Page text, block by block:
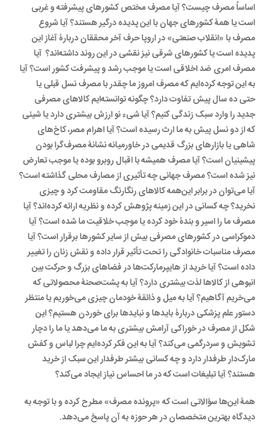
اساساً مصرف چیست؟ آیا مصرف مختص کشورهای پیشرفته و غربی
است یا همۀ کشورهای جهان با این پدیده درگیر هستند؟ آیا شروع
مصرف با «انقلاب صنعتی» در اروپا حرف آخر محققان دربارۀ آغاز این
پدیده است یا کشورهای شرقی نیز نقشی در این روند داشته‌اند؟ آیا
مصرف امری ضد اخلاقی است یا موجب رشد و پیشرفت کشور است؟ آیا
به این توجه کرده‌ایم که مصرف امروز ما چقدر با مصرف نسل قبلی یا
حتی ده سال پیش تفاوت دارد؟ چگونه توانسته‌ایم کالاهای مصرفی
جدید را وارد سبک زندگی کنیم؟ آیا شیء نو ارزش بیشتری دارد یا شیئی
که از دو نسل پیش به ما ارث رسیده است؟ آیا اهرام مصر، کاخ‌های
شاهی یا بازارهای بزرگ قدیمی در خاورمیانه نشانۀ مصرف‌گرا بودن
پیشینیان است؟ آیا مصرف همیشه با اقبال روبرو بوده یا موجب تعارض
نیز شده است؟ مصرف جهانی چه تأثیری از مصارف محلی گذاشته است؟
آیا می‌توان در برابر این‌همه کالاهای رنگارنگ مقاومت کرد و چیزی
نخرید؟ چه کسانی در این زمینه پژوهش کرده و نظریه ارائه کرده‌اند؟ آیا
مصرف ما را اسیر و بندۀ خود کرده یا موجب خلاقیت ما شده است؟ آیا
دموکراسی در کشورهای مصرفی بیش از سایر کشورها برقرار است؟ آیا
مصرف مناسبات خانوادگی را تحت تأثیر قرار داده و نقش زنان را تغییر
داده است؟ آیا خرید از هایپرمارکت‌ها در فضاهای بزرگ و حرکت بین
انبوهی از کالاها لذت بیشتری دارد؟ آیا به پشت‌صحنۀ محصولاتی که
می‌خریم آگاهیم؟ آیا به میل و ذائقۀ خودمان چیزی می‌خوریم یا منتظر
دستور علم پزشکی دربارۀ بایدها و نبایدها برای خوردن هستیم؟ این
شکل از مصرف در خوراکی آرامش بیشتری به ما می‌دهد یا ما را دچار
تشویش و سردرگمی می‌کند؟ آیا به این فکر کرده‌ایم چرا لباس و کفش
مارک‌دار طرفدار دارد و چه کسانی بیشتر طرفدار این سبک از خرید
هستند؟ آیا تبلیغات است که در ما احساس نیاز ایجاد می‌کند؟
همۀ این‌ها سؤالاتی است که «پرونده مصرف» مطرح کرده و با توجه به
دیدگاه بهترین متخصصان در هر حوزه به آن پاسخ می‌دهد.